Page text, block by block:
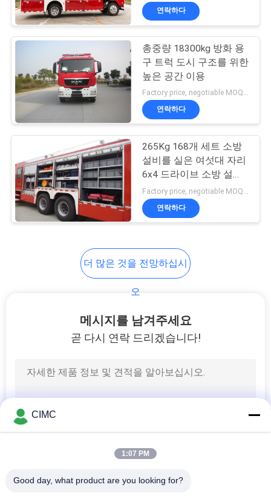
PRIVACY
비상사태 구조 차량
공항 소방차
공중 작업 플랫폼 트
공중 사다리 소방차
연락하다
총중량 18300kg 방화 용
구 트럭 도시 구조를 위한
높은 공간 이용
Factory price, negotiable MOQ:1 유닛
연락하다
265Kg 168개 세트 소방
설비를 실은 여섯대 자리
6x4 드라이브 소방 설비
트럭
Factory price, negotiable MOQ:1 유닛
연락하다
더 많은 것을 전망하십시
오
메시지를 남겨주세요
곧 다시 연락 드리겠습니다!
CIMC
1:07 PM
Good day, what product are you looking for?